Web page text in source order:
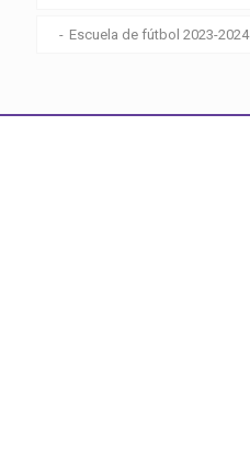
Escuela de fútbol 2023-2024